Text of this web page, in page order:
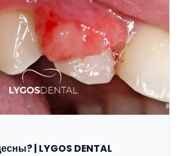
| LYGOS DENTAL